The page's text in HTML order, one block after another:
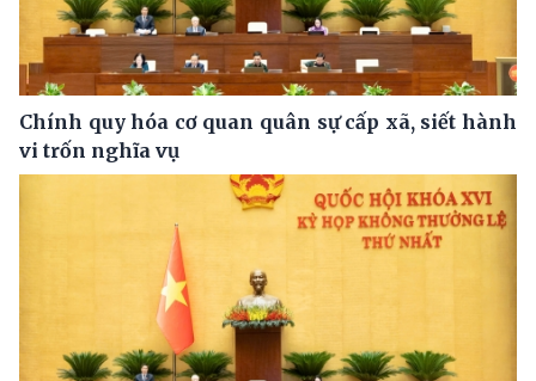
Chính quy hóa cơ quan quân sự cấp xã, siết hành
vi trốn nghĩa vụ